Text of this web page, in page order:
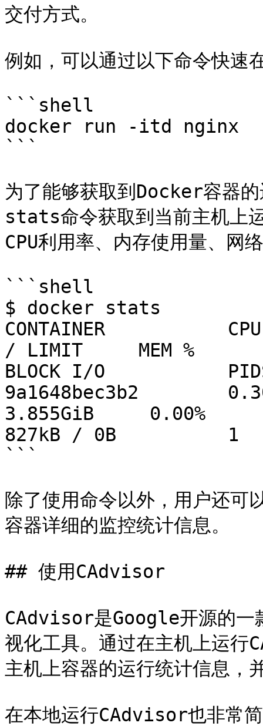
交付方式。
例如，可以通过以下命令快速
```shell
docker run -itd nginx
```
为了能够获取到Docker容器
stats命令获取到当前主机上
CPU利用率、内存使用量、网
```shell
$ docker stats
CONTAINER
/ LIMIT     MEM %
BLOCK I/O
9a1648bec3b2
3.855GiB     0.00%
827kB / 0B          1
```
除了使用命令以外，用户还
容器详细的监控统计信息。
## 使用CAdvisor
CAdvisor是Google开源的一
视化工具。通过在主机上运
主机上容器的运行统计信息，
在本地运行CAdvisor也非常